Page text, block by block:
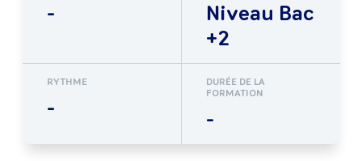
-
Niveau Bac
+2
RYTHME
-
DURÉE DE LA
FORMATION
-